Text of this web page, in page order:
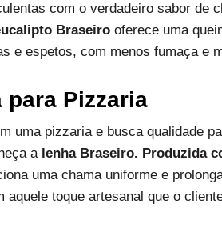
com o verdadeiro sabor de
Braseiro oferece uma
e espetos, com menos fumaça e
para Pizzaria
uma pizzaria e busca qualidade
a lenha Braseiro. Produzida
uma chama uniforme e
aquele toque artesanal que o